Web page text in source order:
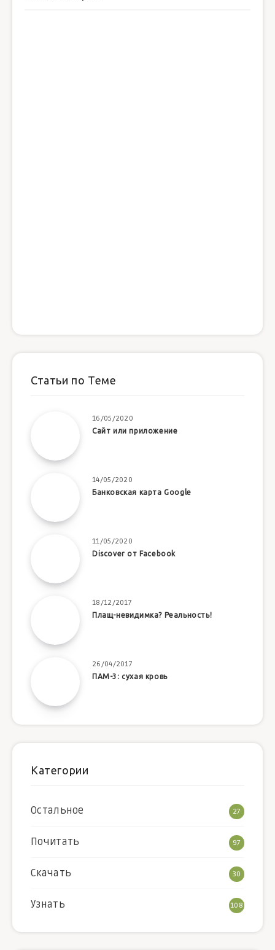
Статьи по Теме
16/05/2020
Сайт или приложение
14/05/2020
Банковская карта Google
11/05/2020
Discover от Facebook
18/12/2017
Плащ-невидимка? Реальность!
26/04/2017
ПАМ-3: сухая кровь
Категории
Остальное 27
Почитать 97
Скачать 30
Узнать 108